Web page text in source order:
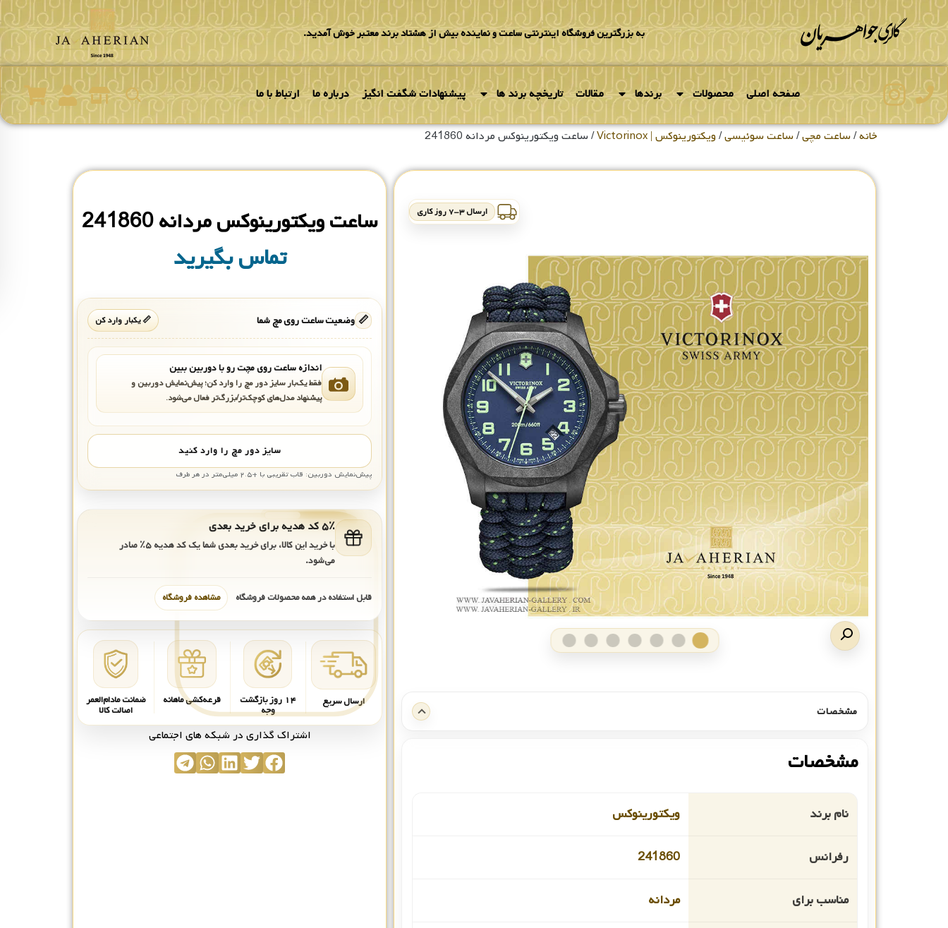
به بزرگترین فروشگاه اینترنتی ساعت و نماینده بیش از هشتاد برند معتبر خوش آمدید.
صفحه اصلی محصولات برندها مقالات تاریخچه برند ها پیشنهادات شگفت انگیز درباره ما ارتباط با ما
خانه/ساعت مچی/ساعت سوئیسی/ویکتورینوکس | Victorinox / ساعت ویکتورینوکس مردانه 241860
ارسال ۳-۷ روز کاری
مشخصات
مشخصات
نام برند ویکتورینوکس
رفرانس 241860
مناسب برای مردانه
ساعت ویکتورینوکس مردانه 241860
تماس بگیرید
📏 وضعیت ساعت روی مچ شما 📏 یکبار وارد کن
اندازه ساعت روی مچت رو با دوربین ببین
فقط یک‌بار سایز دور مچ را وارد کن؛ پیش‌نمایش دوربین و
پیشنهاد مدل‌های کوچک‌تر/بزرگ‌تر فعال می‌شود.
سایز دور مچ را وارد کنید
پیش‌نمایش دوربین: قاب تقریبی با +۲.۵ میلی‌متر در هر طرف
۵٪ کد هدیه برای خرید بعدی
با خرید این کالا، برای خرید بعدی شما یک کد هدیه۵٪ صادر
می‌شود.
قابل استفاده در همه محصولات فروشگاه مشاهده فروشگاه
ارسال سریع ۱۴ روز بازگشت
وجه
قرعه‌کشی ماهانه ضمانت مادام‌العمر
اصالت کالا
اشتراک گذاری در شبکه های اجتماعی